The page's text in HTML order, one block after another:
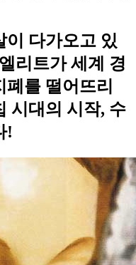
이 다가오고 있
리트가 세계 경
를 떨어뜨리
시대의 시작, 수
!